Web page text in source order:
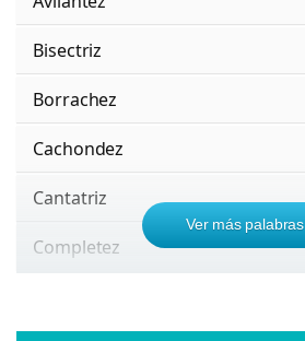
Bisectriz
Borrachez
Cachondez
Cantatriz
Completez
Ver más palabras